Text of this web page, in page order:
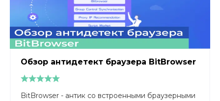
Обзор антидетект браузера BitBrowser
BitBrowser - антик со встроенными браузерными